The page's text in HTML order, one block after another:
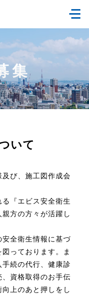
集
いて
び、施工図作成会
『エビス安全衛生
方の方々が活躍し
安全衛生情報に基づ
っております。ま
続の代行、健康診
資格取得のお手伝
上のあと押しをし